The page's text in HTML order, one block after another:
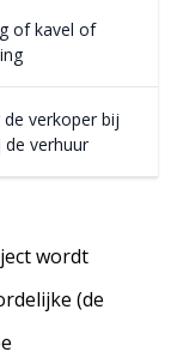
of kavel of
verkoper bij
verhuur
wordt
(de